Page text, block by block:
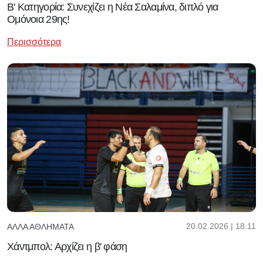
Β' Κατηγορία: Συνεχίζει η Νέα Σαλαμίνα, διπλό για
Ομόνοια 29ης!
Περισσότερα
ΆΛΛΑ ΑΘΛΉΜΑΤΑ 20.02.2026 | 18:11
Χάντμπολ: Αρχίζει η β' φάση